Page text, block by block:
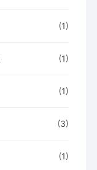
(1)
(1)
(1)
(3)
(1)